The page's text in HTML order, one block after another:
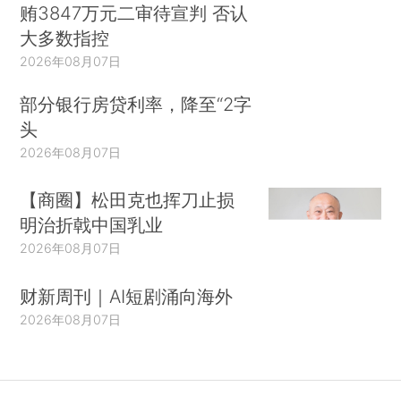
贿3847万元二审待宣判 否认
大多数指控
2026年08月07日
部分银行房贷利率，降至“2字
头
2026年08月07日
【商圈】松田克也挥刀止损
明治折戟中国乳业
2026年08月07日
财新周刊｜AI短剧涌向海外
2026年08月07日